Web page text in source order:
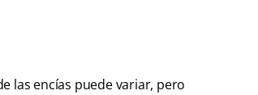
las encías puede variar, pero